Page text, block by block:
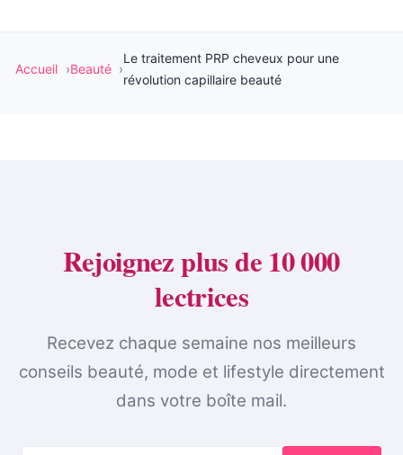
Accueil Beauté
Le traitement PRP cheveux pour une
révolution capillaire beauté
Rejoignez plus de 10 000
lectrices
Recevez chaque semaine nos meilleurs
conseils beauté, mode et lifestyle directement
dans votre boîte mail.